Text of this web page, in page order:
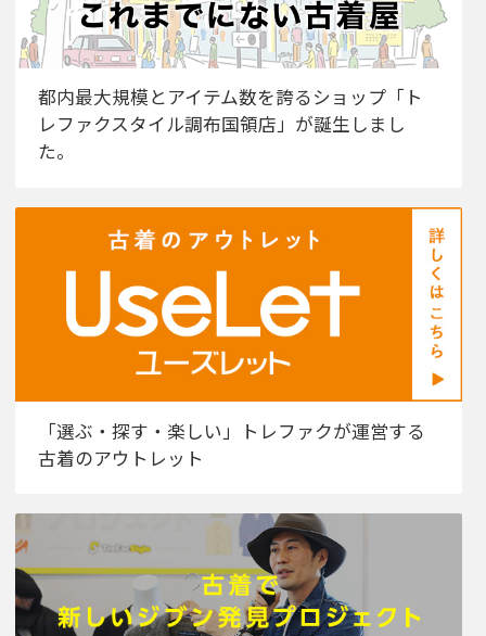
都内最大規模とアイテム数を誇るショップ「ト
レファクスタイル調布国領店」が誕生しまし
た。
「選ぶ・探す・楽しい」トレファクが運営する
古着のアウトレット